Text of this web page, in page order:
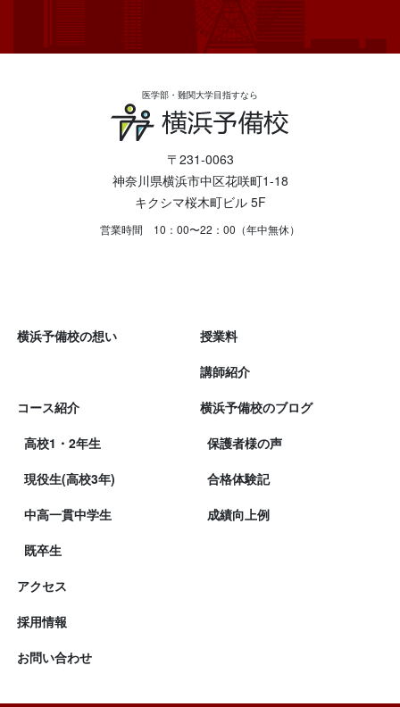
医学部・難関大学目指すなら
〒231-0063
神奈川県横浜市中区花咲町1-18
キクシマ桜木町ビル 5F
営業時間 10：00〜22：00（年中無休）
横浜予備校の想い
コース紹介
高校1・2年生
現役生(高校3年)
中高一貫中学生
既卒生
授業料
講師紹介
横浜予備校のブログ
保護者様の声
合格体験記
成績向上例
アクセス
採用情報
お問い合わせ